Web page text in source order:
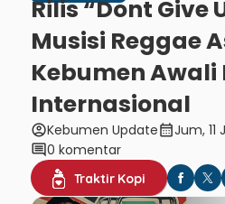
Rilis “Dont Give
Musisi Reggae
Kebumen Awali
Internasional
account_circleKebumen Updatecalendar_monthJum, 11
comment0 komentar
Traktir Kopi